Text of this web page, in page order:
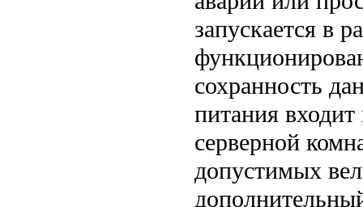
запускается в
сохранность
питания
серверной
допустимых